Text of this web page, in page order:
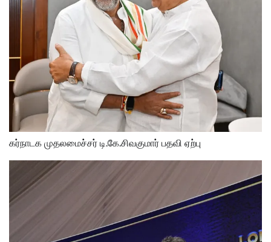
கர்நாடக முதலமைச்சர் டி.கே.சிவகுமார் பதவி ஏற்பு